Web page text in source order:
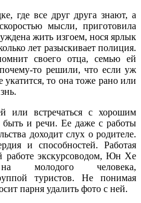
где все друг друга знают, а
мысли, приготовила
жить изгоем, нося ярлык
лет разыскивает полиция.
своего отца, семью ей
то решили, что если уж
укатится, то она тоже рано или
или встречаться с хорошим
и речи. Ее даже с работы
доходит слух о родителе.
и способностей. Работая
работе экскурсоводом, Юн Хе
молодого человека,
туристов. Не понимая
парня удалить фото с ней.